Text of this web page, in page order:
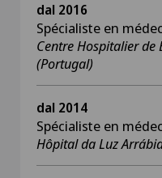
dal 2016
Spécialiste en
Centre Hospitalier de
(Portugal)
dal 2014
Spécialiste en
Hôpital da Luz